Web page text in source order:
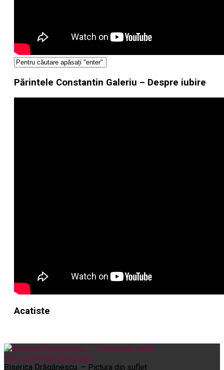
Părintele Constantin Galeriu – Despre iubire
Acatiste
Noi și Biserica Pelerinaje
Biserica Drăgănescu – Pictura din suflet